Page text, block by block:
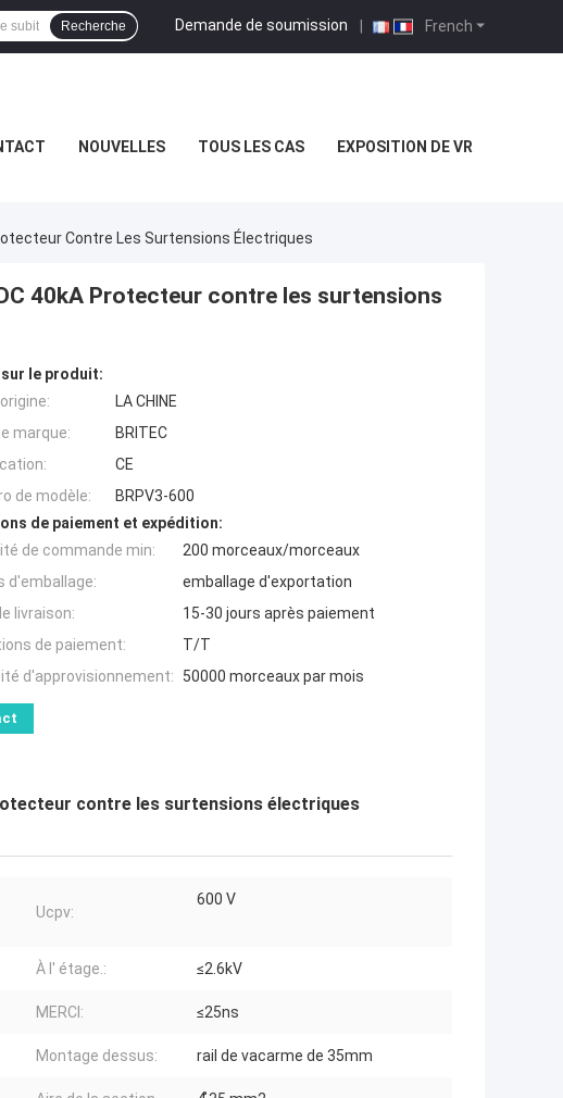
French
Demande de soumission |
Recherche
NOUVELLES TOUS LES CAS EXPOSITION DE VR
Contre Les Surtensions Électriques
40kA Protecteur contre les surtensions
le produit:
LA CHINE
marque:
BRITEC
CE
de modèle:
BRPV3-600
de paiement et expédition:
de commande min:
200 morceaux/morceaux
d'emballage:
emballage d'exportation
livraison:
15-30 jours après paiement
de paiement:
T/T
d'approvisionnement:
50000 morceaux par mois
contre les surtensions électriques
Ucpv:
600 V
À l' étage.: ≤2.6kV
MERCI: ≤25ns
Montage dessus: rail de vacarme de 35mm